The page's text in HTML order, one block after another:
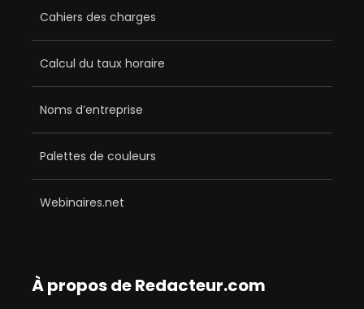
Cahiers des charges
Calcul du taux horaire
Noms d’entreprise
Palettes de couleurs
Webinaires.net
À propos de Redacteur.com